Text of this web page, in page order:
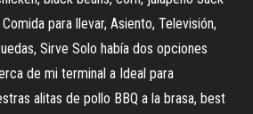
para llevar, Asiento, Televisión,
Sirve Solo había dos opciones
de mi terminal a Ideal para
alitas de pollo BBQ a la brasa, best